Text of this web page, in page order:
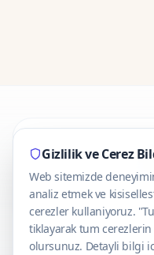
© 2025
Gizlilik ve Cerez
Web sitemizde
analiz etmek ve
cerezler kullaniyoruz.
tiklayarak tum
olursunuz. Detayli bilgi